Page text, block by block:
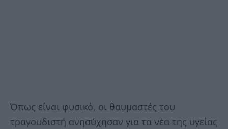
Όπως είναι φυσικό, οι θαυμαστές του
τραγουδιστή ανησύχησαν για τα νέα της υγείας